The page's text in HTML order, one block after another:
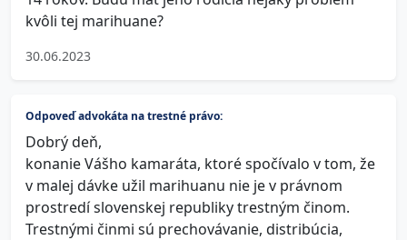
kvôli tej marihuane?
30.06.2023
Odpoveď advokáta na trestné právo:
Dobrý deň,
konanie Vášho kamaráta, ktoré spočívalo v tom, že
v malej dávke užil marihuanu nie je v právnom
prostredí slovenskej republiky trestným činom.
Trestnými činmi sú prechovávanie, distribúcia,